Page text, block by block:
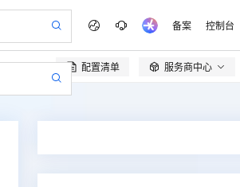
备案 控制台
配置清单  服务商中心